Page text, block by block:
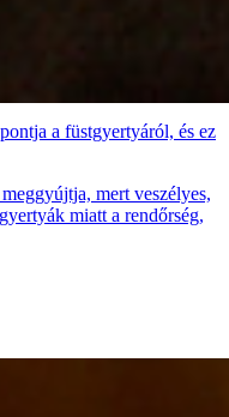
a füstgyertyáról, és ez
mert veszélyes,
miatt a rendőrség,